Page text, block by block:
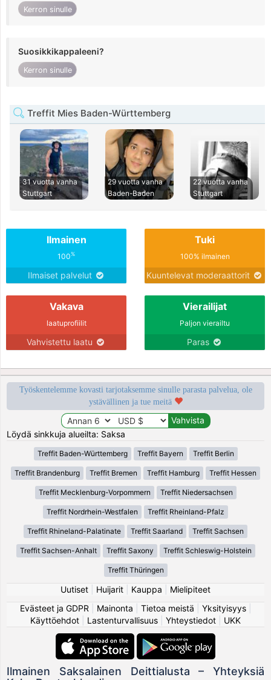
Kerron sinulle
Suosikkikappaleeni?
Kerron sinulle
Treffit Mies Baden-Württemberg
31 vuotta vanha
Stuttgart
29 vuotta vanha
Baden-Baden
22 vuotta vanha
Stuttgart
Ilmainen
100%
Ilmaiset palvelut
Tuki
100% ilmainen
Kuuntelevat moderaattorit
Vakava
laatuprofiilit
Vahvistettu laatu
Vierailijat
Paljon vierailtu
Paras
Työskentelemme kovasti tarjotaksemme sinulle parasta palvelua, ole
ystävällinen ja tue meitä
Löydä sinkkuja alueilta: Saksa
Treffit Baden-Württemberg Treffit Bayern Treffit Berlin
Treffit Brandenburg Treffit Bremen Treffit Hamburg Treffit Hessen
Treffit Mecklenburg-Vorpommern Treffit Niedersachsen
Treffit Nordrhein-Westfalen Treffit Rheinland-Pfalz
Treffit Rhineland-Palatinate Treffit Saarland Treffit Sachsen
Treffit Sachsen-Anhalt Treffit Saxony Treffit Schleswig-Holstein
Treffit Thüringen
Uutiset Huijarit Kauppa
Mielipiteet
Evästeet ja GDPR
Mainonta Tietoa meistä Yksityisyys|
Käyttöehdot
Lastenturvallisuus Yhteystiedot UKK
Ilmainen Saksalainen Deittialusta – Yhteyksiä